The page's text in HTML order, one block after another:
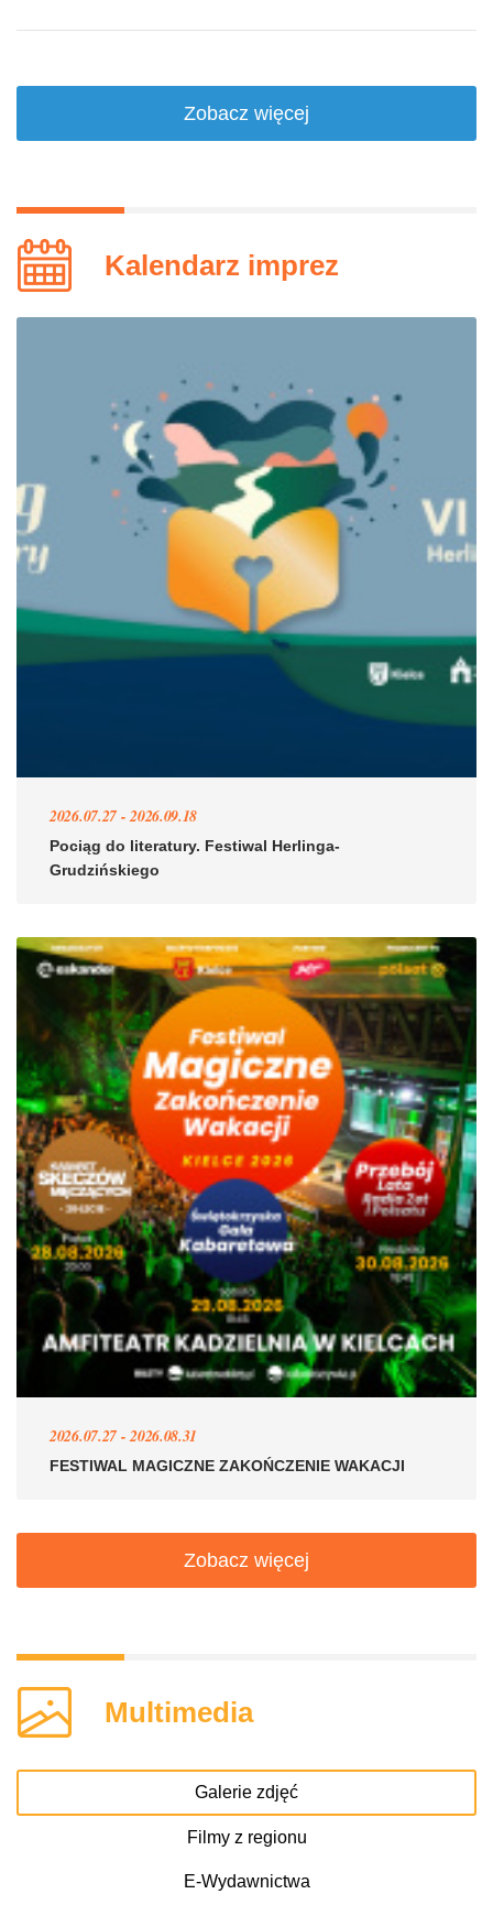
Zobacz więcej
Kalendarz imprez
2026.07.27 - 2026.09.18
Pociąg do literatury. Festiwal Herlinga-
Grudzińskiego
2026.07.27 - 2026.08.31
FESTIWAL MAGICZNE ZAKOŃCZENIE WAKACJI
Zobacz więcej
Multimedia
Galerie zdjęć
Filmy z regionu
E-Wydawnictwa